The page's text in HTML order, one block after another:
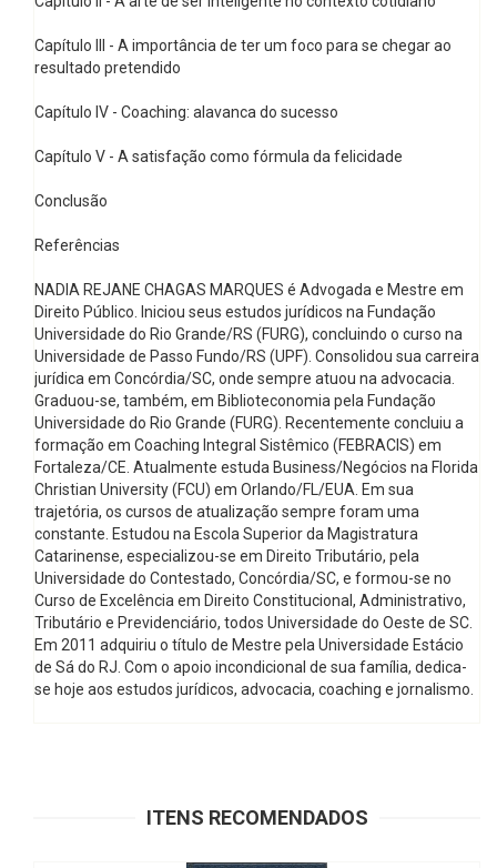
Capítulo III - A importância de ter um foco para se chegar ao
resultado pretendido
Capítulo IV - Coaching: alavanca do sucesso
Capítulo V - A satisfação como fórmula da felicidade
Conclusão
Referências
NADIA REJANE CHAGAS MARQUES é Advogada e Mestre em
Direito Público. Iniciou seus estudos jurídicos na Fundação
Universidade do Rio Grande/RS (FURG), concluindo o curso na
Universidade de Passo Fundo/RS (UPF). Consolidou sua carreira
jurídica em Concórdia/SC, onde sempre atuou na advocacia.
Graduou-se, também, em Biblioteconomia pela Fundação
Universidade do Rio Grande (FURG). Recentemente concluiu a
formação em Coaching Integral Sistêmico (FEBRACIS) em
Fortaleza/CE. Atualmente estuda Business/Negócios na Florida
Christian University (FCU) em Orlando/FL/EUA. Em sua
trajetória, os cursos de atualização sempre foram uma
constante. Estudou na Escola Superior da Magistratura
Catarinense, especializou-se em Direito Tributário, pela
Universidade do Contestado, Concórdia/SC, e formou-se no
Curso de Excelência em Direito Constitucional, Administrativo,
Tributário e Previdenciário, todos Universidade do Oeste de SC.
Em 2011 adquiriu o título de Mestre pela Universidade Estácio
de Sá do RJ. Com o apoio incondicional de sua família, dedica-
se hoje aos estudos jurídicos, advocacia, coaching e jornalismo.
ITENS RECOMENDADOS